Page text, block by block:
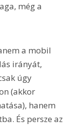
még a
a mobil
irányát,
úgy
(akkor
hanem
És persze az